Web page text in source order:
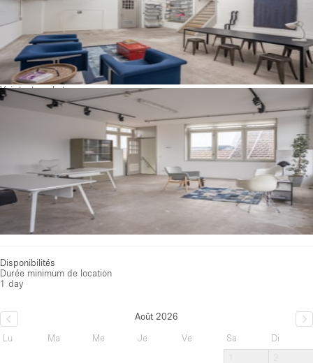
Voir toutes photos
Disponibilités
Durée minimum de location
1 day
Août 2026
Lu
Ma Me Je Ve Sa
Di